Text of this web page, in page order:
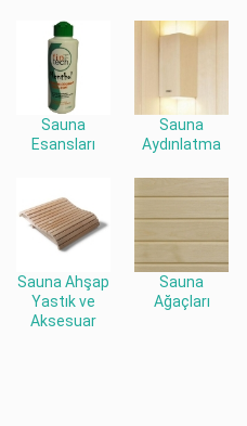
Sauna
Esansları
Sauna
Aydınlatma
Sauna Ahşap
Yastık ve
Aksesuar
Sauna
Ağaçları